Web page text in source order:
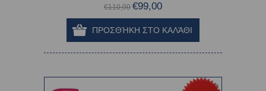
€110,00 €99,00